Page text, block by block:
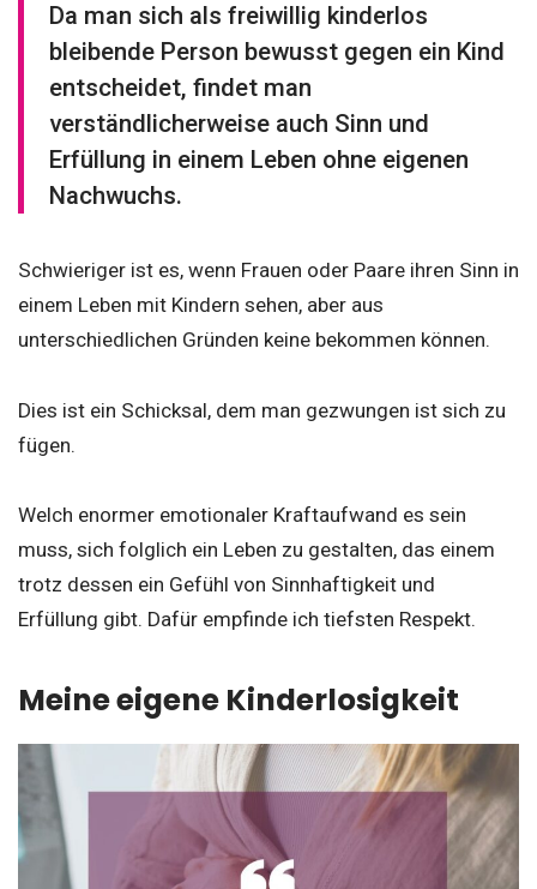
Da man sich als freiwillig kinderlos
bleibende Person bewusst gegen ein Kind
entscheidet, findet man
verständlicherweise auch Sinn und
Erfüllung in einem Leben ohne eigenen
Nachwuchs.
Schwieriger ist es, wenn Frauen oder Paare ihren Sinn in
einem Leben mit Kindern sehen, aber aus
unterschiedlichen Gründen keine bekommen können.
Dies ist ein Schicksal, dem man gezwungen ist sich zu
fügen.
Welch enormer emotionaler Kraftaufwand es sein
muss, sich folglich ein Leben zu gestalten, das einem
trotz dessen ein Gefühl von Sinnhaftigkeit und
Erfüllung gibt. Dafür empfinde ich tiefsten Respekt.
Meine eigene Kinderlosigkeit